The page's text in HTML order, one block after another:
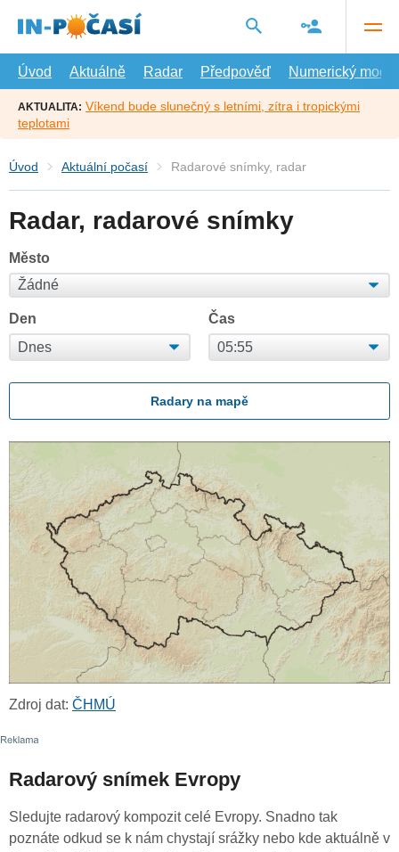
hlavní
Úvod
Aktuálně Radar Předpověď Numerický model
AKTUALITA: Víkend bude slunečný s letními, zítra i tropickými
teplotami
Úvod Aktuální počasí Radarové snímky, radar
Radar, radarové snímky
Město
Den Čas
Radary na mapě
Zdroj dat: ČHMÚ
Radarový snímek Evropy
Sledujte radarový kompozit celé Evropy. Snadno tak
poznáte odkud se k nám chystají srážky nebo kde aktuálně v